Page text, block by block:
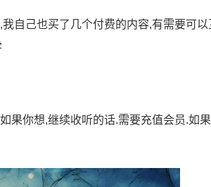
自己也买了几个付费的内容,有需要可以
果你想,继续收听的话.需要充值会员.如